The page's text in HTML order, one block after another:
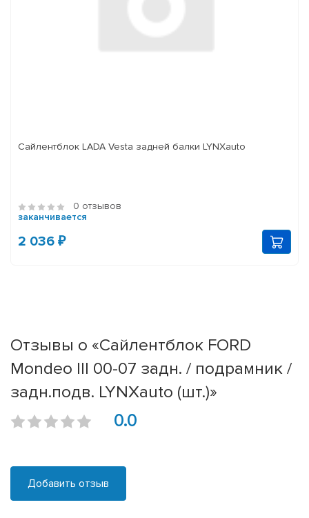
Сайлентблок LADA Vesta задней балки LYNXauto
0 отзывов
заканчивается
2 036 ₽
Отзывы о «Сайлентблок FORD
Mondeo III 00-07 задн. / подрамник /
задн.подв. LYNXauto (шт.)»
0.0
Добавить отзыв